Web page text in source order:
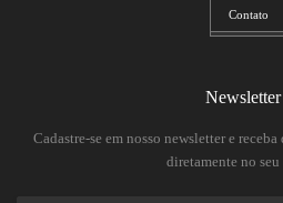
Contato
Newsletter
Cadastre-se em nosso newsletter e
diretamente no